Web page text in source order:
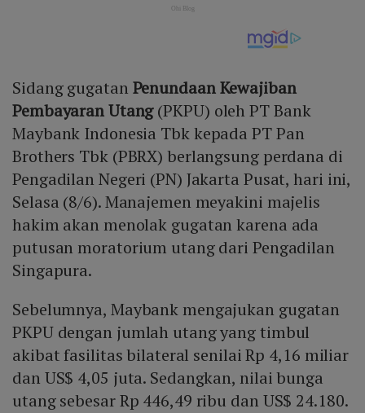
Sidang gugatan Penundaan Kewajiban
Pembayaran Utang(PKPU) oleh PT Bank
Maybank Indonesia Tbk kepada PT Pan
Brothers Tbk (PBRX) berlangsung perdana di
Pengadilan Negeri (PN) Jakarta Pusat, hari ini,
Selasa (8/6). Manajemen meyakini majelis
hakim akan menolak gugatan karena ada
putusan moratorium utang dari Pengadilan
Singapura.
Sebelumnya, Maybank mengajukan gugatan
PKPU dengan jumlah utang yang timbul
akibat fasilitas bilateral senilai Rp 4,16 miliar
dan US$ 4,05 juta. Sedangkan, nilai bunga
utang sebesar Rp 446,49 ribu dan US$ 24.180.